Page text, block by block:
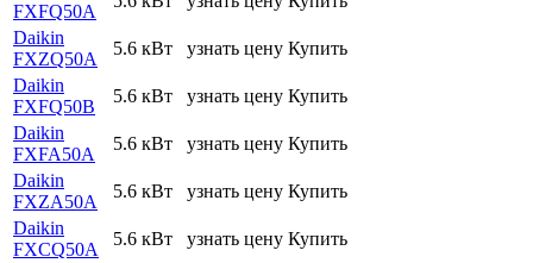
FXFQ50A
Daikin
FXZQ50A
5.6 кВт узнать цену Купить
Daikin
FXFQ50B
5.6 кВт узнать цену Купить
Daikin
FXFA50A
5.6 кВт узнать цену Купить
Daikin
FXZA50A
5.6 кВт узнать цену Купить
Daikin
FXCQ50A
5.6 кВт узнать цену Купить